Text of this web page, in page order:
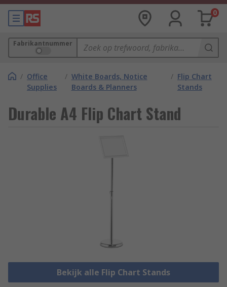
0
Fabrikantnummer
/ Office
Supplies
/ White Boards, Notice
Boards & Planners
/ Flip Chart
Stands
Durable A4 Flip Chart Stand
Bekijk alle Flip Chart Stands